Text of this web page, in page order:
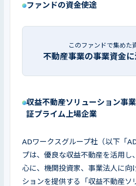
ファンドの資金使途
このファンドで集めた
不動産事業の事業資金
収益不動産ソリューション事
証プライム上場企業
ADワークスグループ社（以下「
プは、優良な収益不動産を活用し
心に、機関投資家、事業法人に向
ションを提供する「収益不動産ソ